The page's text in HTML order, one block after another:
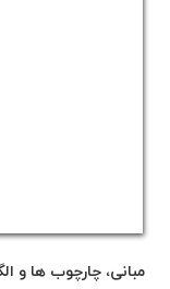
مبانی، چارچوب ها و